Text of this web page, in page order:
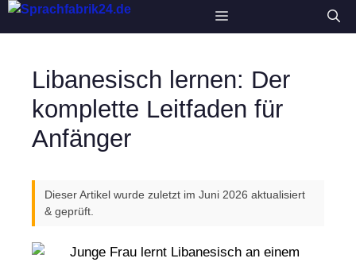
Zum
Menü
Libanesisch lernen: Der
komplette Leitfaden für
Anfänger
Dieser Artikel wurde zuletzt im Juni 2026 aktualisiert
& geprüft.